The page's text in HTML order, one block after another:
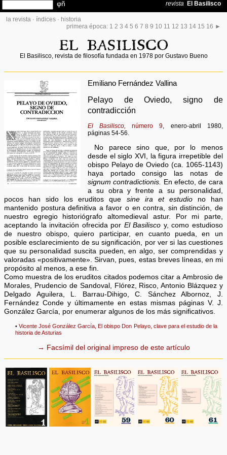
la revista · índices · historia
primera época: 1 2 3 4 5 6 7 8 9 10 11 12 13 14 15 16 ►
El Basilisco, revista de filosofía fundada en 1978 por Gustavo Bueno
Emiliano Fernández Vallina
Pelayo de Oviedo, signo de
contradicción
El Basilisco, número 9, enero-abril 1980,
páginas 54-56.
No parece sino que, por lo menos
desde el siglo XVI, la figura irrepetible del
obispo Pelayo de Oviedo (ca. 1065-1143)
haya portado consigo las notas de
signum contradictionis. En efecto, de cara
a su obra y frente a su personalidad,
pocos han sido los eruditos que sine ira et estudiono han
mantenido postura definitiva a favor o en contra, sin distinción, de
nuestro egregio historiógrafo altomedieval astur. Por mi parte,
aceptando la invitación ofrecida por El Basilisco y, como estudioso
de nuestro obispo, quiero participar, en cuanto pueda, en un
posible esclarecimiento de su significación, por ver si las cuestiones
que su personalidad suscita pueden, en algo, ser comprendidas y
valoradas «positivamente». Sirvan, pues, estas breves líneas, en mi
propósito al menos, a ese fin.
Como muestra de los eruditos citados podemos citar a Ambrosio de
Morales, Prudencio de Sandoval, Flórez, Risco, Antonio Blázquez y
Delgado Aguilera, L. Barrau-Dihigo, C. Sánchez Albornoz, J.
Fernández Conde y últimamente en estas mismas páginas V. J.
González García, por enumerar algunos de los más significativos.
• Vicente José González García, El obispo Don Pelayo, clave para el estudio de la
historia de Asturias
→ Facsímil del original impreso de este artículo